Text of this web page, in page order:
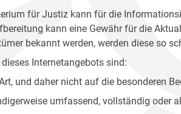
für Justiz kann für die
kann eine Gewähr für die
bekannt werden, werden diese so
Internetangebots sind:
und daher nicht auf die besonderen
umfassend, vollständig oder